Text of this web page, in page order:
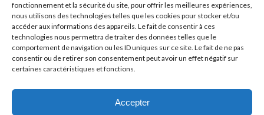
fonctionnement et la sécurité du site, pour offrir les meilleures expériences,
nous utilisons des technologies telles que les cookies pour stocker et/ou
accéder aux informations des appareils. Le fait de consentir à ces
technologies nous permettra de traiter des données telles que le
comportement de navigation ou les ID uniques sur ce site. Le fait de ne pas
consentir ou de retirer son consentement peut avoir un effet négatif sur
certaines caractéristiques et fonctions.
Accepter
E-mail*